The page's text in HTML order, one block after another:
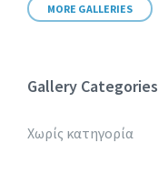
MORE GALLERIES
Gallery Categories
Χωρίς κατηγορία